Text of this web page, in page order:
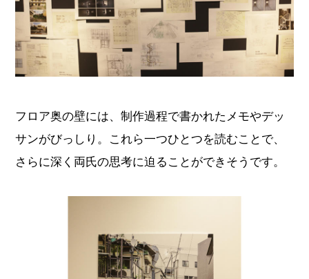
フロア奥の壁には、制作過程で書かれたメモやデッ
サンがびっしり。これら一つひとつを読むことで、
さらに深く両氏の思考に迫ることができそうです。